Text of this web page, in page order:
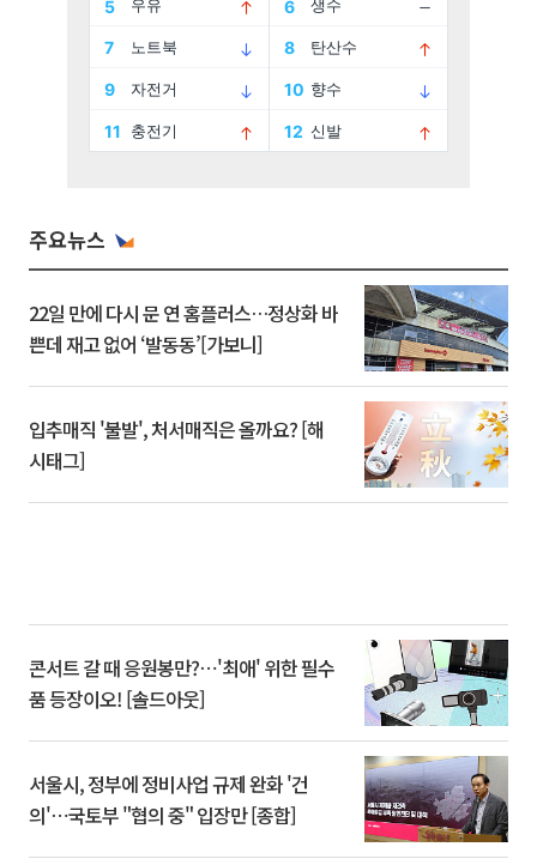
주요뉴스
22일 만에 다시 문 연 홈플러스…정상화 바
쁜데 재고 없어 ‘발동동’[가보니]
입추매직 '불발', 처서매직은 올까요? [해
시태그]
콘서트 갈 때 응원봉만?⋯'최애' 위한 필수
품 등장이오! [솔드아웃]
서울시, 정부에 정비사업 규제 완화 '건
의'⋯국토부 "협의 중" 입장만 [종합]